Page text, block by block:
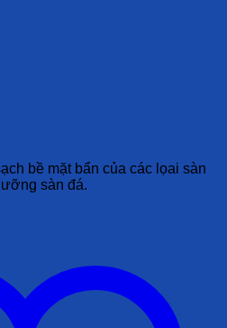
bề mặt bẩn của các lọai sàn
sàn đá.